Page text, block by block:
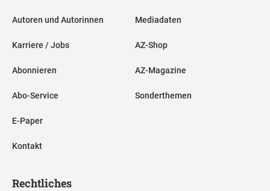
Autoren und Autorinnen
Karriere / Jobs
Abonnieren
Abo-Service
E-Paper
Kontakt
Mediadaten
AZ-Shop
AZ-Magazine
Sonderthemen
Rechtliches